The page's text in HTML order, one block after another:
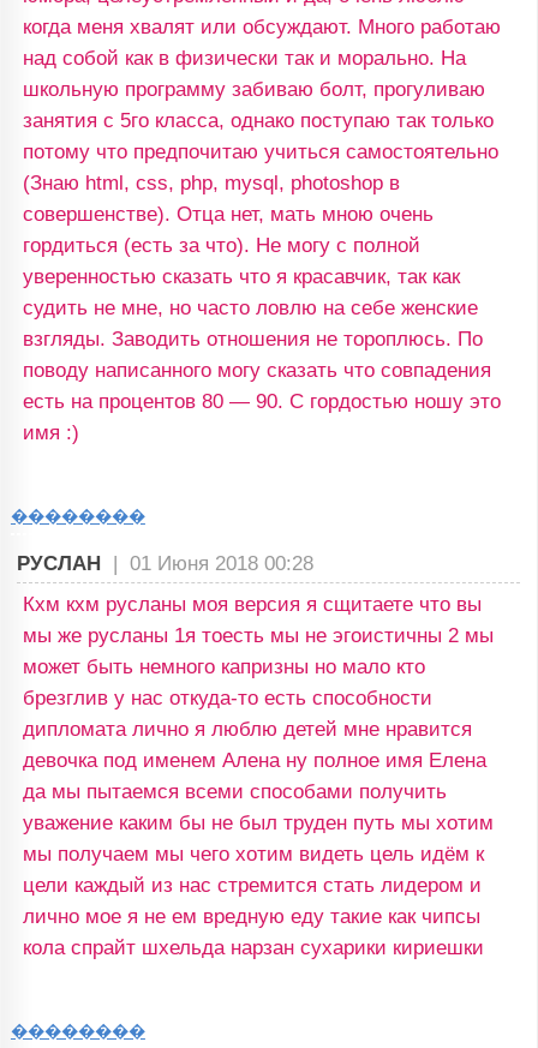
когда меня хвалят или обсуждают. Много работаю
над собой как в физически так и морально. На
школьную программу забиваю болт, прогуливаю
занятия с 5го класса, однако поступаю так только
потому что предпочитаю учиться самостоятельно
(Знаю html, css, php, mysql, photoshop в
совершенстве). Отца нет, мать мною очень
гордиться (есть за что). Не могу с полной
уверенностью сказать что я красавчик, так как
судить не мне, но часто ловлю на себе женские
взгляды. Заводить отношения не тороплюсь. По
поводу написанного могу сказать что совпадения
есть на процентов 80 — 90. С гордостью ношу это
имя :)
��������
РУСЛАН | 01 Июня 2018 00:28
Кхм кхм русланы моя версия я сщитаете что вы
мы же русланы 1я тоесть мы не эгоистичны 2 мы
может быть немного капризны но мало кто
брезглив у нас откуда-то есть способности
дипломата лично я люблю детей мне нравится
девочка под именем Алена ну полное имя Елена
да мы пытаемся всеми способами получить
уважение каким бы не был труден путь мы хотим
мы получаем мы чего хотим видеть цель идём к
цели каждый из нас стремится стать лидером и
лично мое я не ем вредную еду такие как чипсы
кола спрайт шхельда нарзан сухарики кириешки
��������